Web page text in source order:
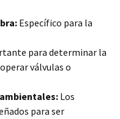
Específico para la
para determinar la
válvulas o
Los
para ser